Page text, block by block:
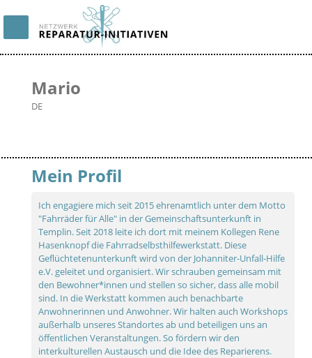
Mario
DE
Mein Profil
Ich engagiere mich seit 2015 ehrenamtlich unter dem Motto
"Fahrräder für Alle" in der Gemeinschaftsunterkunft in
Templin. Seit 2018 leite ich dort mit meinem Kollegen Rene
Hasenknopf die Fahrradselbsthilfewerkstatt. Diese
Geflüchtetenunterkunft wird von der Johanniter-Unfall-Hilfe
e.V. geleitet und organisiert. Wir schrauben gemeinsam mit
den Bewohner*innen und stellen so sicher, dass alle mobil
sind. In die Werkstatt kommen auch benachbarte
Anwohnerinnen und Anwohner. Wir halten auch Workshops
außerhalb unseres Standortes ab und beteiligen uns an
öffentlichen Veranstaltungen. So fördern wir den
interkulturellen Austausch und die Idee des Reparierens.